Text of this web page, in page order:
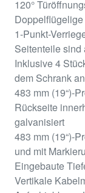
120°
1-Punkt-
Seitenteile
Inklusive 4
dem Schrank
483 mm (19“)-
Rückseite
galvanisiert
483 mm (19“)-
und mit
Eingebaute
Vertikale